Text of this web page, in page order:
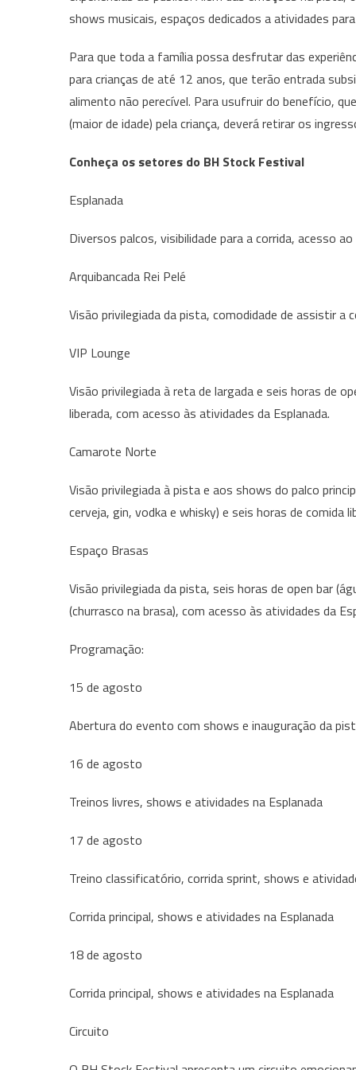
shows musicais, espaços dedicados a atividades
Para que toda a família possa desfrutar das
para crianças de até 12 anos, que terão entrada
alimento não perecível. Para usufruir do benefício,
(maior de idade) pela criança, deverá retirar os
Conheça os setores do BH Stock Festival
Esplanada
Diversos palcos, visibilidade para a corrida, acesso
Arquibancada Rei Pelé
Visão privilegiada da pista, comodidade de assistir a
VIP Lounge
Visão privilegiada à reta de largada e seis horas de
liberada, com acesso às atividades da Esplanada.
Camarote Norte
Visão privilegiada à pista e aos shows do palco
cerveja, gin, vodka e whisky) e seis horas de comida
Espaço Brasas
Visão privilegiada da pista, seis horas de open bar
(churrasco na brasa), com acesso às atividades da
Programação:
15 de agosto
Abertura do evento com shows e inauguração da
16 de agosto
Treinos livres, shows e atividades na Esplanada
17 de agosto
Treino classificatório, corrida sprint, shows e
Corrida principal, shows e atividades na Esplanada
18 de agosto
Corrida principal, shows e atividades na Esplanada
Circuito